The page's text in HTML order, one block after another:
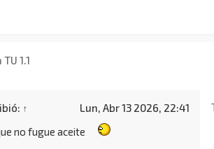
1.1
↑
Lun, Abr 13 2026, 22:41
no fugue aceite